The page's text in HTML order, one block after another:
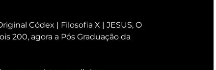
Códex | Filosofia X | JESUS, O
200, agora a Pós Graduação da